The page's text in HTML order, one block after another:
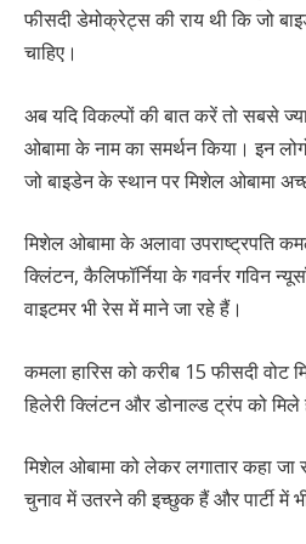
फीसदी डेमोक्रेट्स की राय थी कि जो
चाहिए।
अब यदि विकल्पों की बात करें तो सबसे
ओबामा के नाम का समर्थन किया। इन
जो बाइडेन के स्थान पर मिशेल ओबामा
मिशेल ओबामा के अलावा उपराष्ट्रपति
क्लिंटन, कैलिफॉर्निया के गवर्नर गविन
वाइटमर भी रेस में माने जा रहे हैं।
कमला हारिस को करीब 15 फीसदी वोट
हिलेरी क्लिंटन और डोनाल्ड ट्रंप को मिले
मिशेल ओबामा को लेकर लगातार कहा जा
चुनाव में उतरने की इच्छुक हैं और पार्टी में